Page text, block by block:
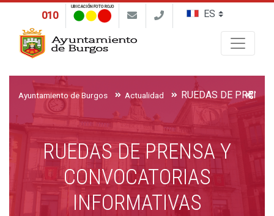
010
UBICACIÓN FOTO ROJO
Ayuntamiento de Burgos Actualidad
RUEDAS DE PRENSA Y
CONVOCATORIAS
INFORMATIVAS